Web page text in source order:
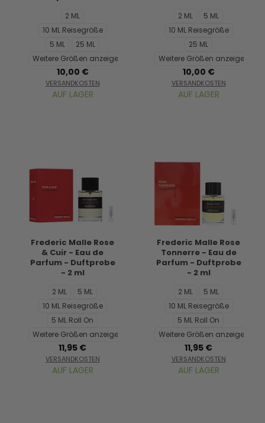
2 ML
10 ML Reisegröße
5 ML
25 ML
Weitere Größen anzeigen...
10,00 €
VERSANDKOSTEN
AUF LAGER
2 ML
5 ML
10 ML Reisegröße
25 ML
Weitere Größen anzeigen...
10,00 €
VERSANDKOSTEN
AUF LAGER
Frederic Malle Rose
& Cuir - Eau de
Parfum - Duftprobe
- 2 ml
2 ML
5 ML
10 ML Reisegröße
5 ML Roll On
Weitere Größen anzeigen...
11,95 €
VERSANDKOSTEN
AUF LAGER
Frederic Malle Rose
Tonnerre - Eau de
Parfum - Duftprobe
- 2 ml
2 ML
5 ML
10 ML Reisegröße
5 ML Roll On
Weitere Größen anzeigen...
11,95 €
VERSANDKOSTEN
AUF LAGER